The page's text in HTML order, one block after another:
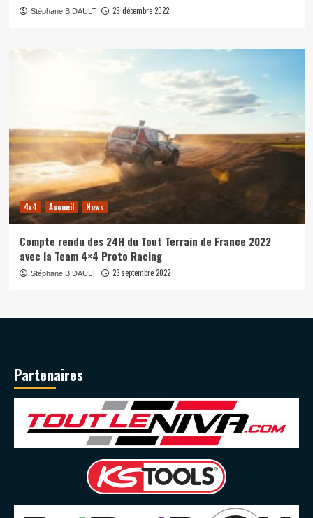
Stéphane BIDAULT 29 décembre 2022
4x4 Accueil News
Compte rendu des 24H du Tout Terrain de France 2022
avec la Team 4×4 Proto Racing
Stéphane BIDAULT 23 septembre 2022
Partenaires